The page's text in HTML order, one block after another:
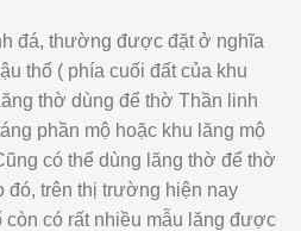
đá, thường được đặt ở nghĩa
thổ ( phía cuối đất của khu
thờ dùng để thờ Thần linh
phần mộ hoặc khu lăng mộ
có thể dùng lăng thờ để thờ
đó, trên thị trường hiện nay
có rất nhiều mẫu lăng được